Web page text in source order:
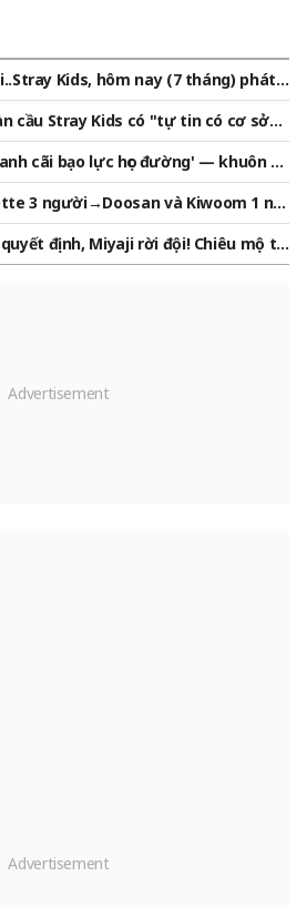
Kids, hôm nay (7 tháng) phát
cầu Stray Kids có "tự tin có cơ sở"
không có hối tiếc"
cãi bạo lực học đường' — khuôn m
khi rời Hàn Quốc..bị phát hiện tại t
[Star Issue]
3 người→Doosan và Kiwoom 1 ng
và NC và KT 0 người' Danh sách c
đơn vị bóng chày Quân đội 'Tổng
bố
định, Miyaji rời đội! Chiêu mộ ta
'xuất thân từ Rakuten Nhật Bản'